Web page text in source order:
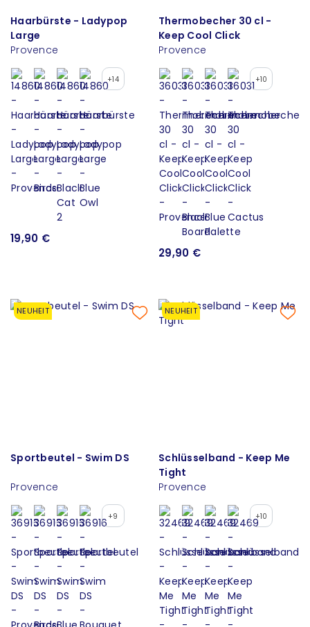
Haarbürste - Ladypop
Large
Provence
+14
19,90 €
Thermobecher 30 cl -
Keep Cool Click
Provence
+10
29,90 €
NEUHEIT
Sportbeutel - Swim DS
Provence
+9
NEUHEIT
Schlüsselband - Keep Me
Tight
Provence
+10